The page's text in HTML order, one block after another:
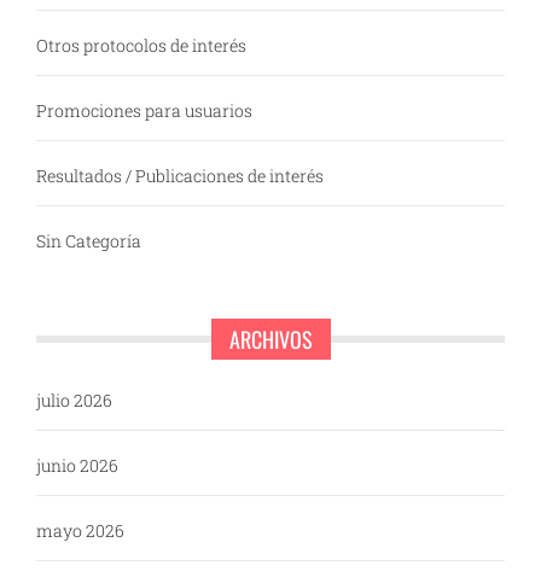
Otros protocolos de interés
Promociones para usuarios
Resultados / Publicaciones de interés
Sin Categoría
ARCHIVOS
julio 2026
junio 2026
mayo 2026